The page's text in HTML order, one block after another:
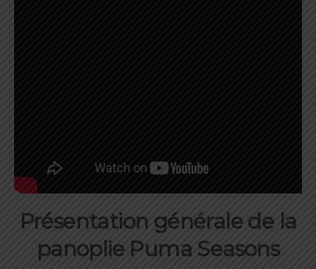
Présentation générale de la
panoplie Puma Seasons